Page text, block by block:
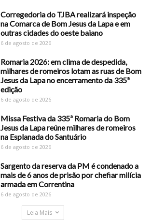
Corregedoria do TJBA realizará inspeção
na Comarca de Bom Jesus da Lapa e em
outras cidades do oeste baiano
6 de agosto de 2026
Romaria 2026: em clima de despedida,
milhares de romeiros lotam as ruas de Bom
Jesus da Lapa no encerramento da 335ª
edição
6 de agosto de 2026
Missa Festiva da 335ª Romaria do Bom
Jesus da Lapa reúne milhares de romeiros
na Esplanada do Santuário
6 de agosto de 2026
Sargento da reserva da PM é condenado a
mais de 6 anos de prisão por chefiar milícia
armada em Correntina
6 de agosto de 2026
Leia Mais